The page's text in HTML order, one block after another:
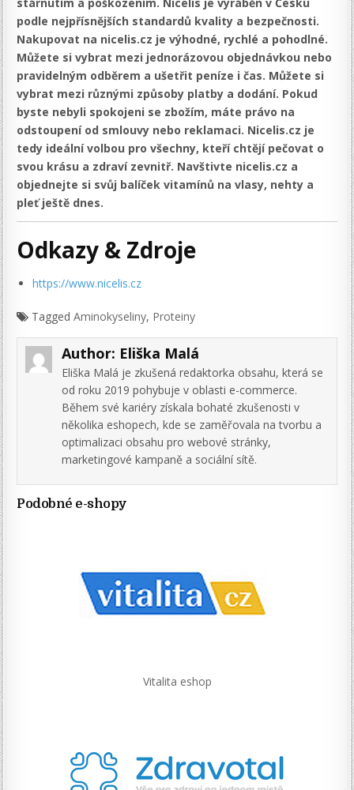
podle nejpřísnějších standardů kvality a bezpečnosti.
Nakupovat na nicelis.cz je výhodné, rychlé a pohodlné.
Můžete si vybrat mezi jednorázovou objednávkou nebo
pravidelným odběrem a ušetřit peníze i čas. Můžete si
vybrat mezi různými způsoby platby a dodání. Pokud
byste nebyli spokojeni se zbožím, máte právo na
odstoupení od smlouvy nebo reklamaci. Nicelis.cz je
tedy ideální volbou pro všechny, kteří chtějí pečovat o
svou krásu a zdraví zevnitř. Navštivte nicelis.cz a
objednejte si svůj balíček vitamínů na vlasy, nehty a
pleť ještě dnes.
Odkazy & Zdroje
https://www.nicelis.cz
TaggedAminokyseliny, Proteiny
Author: Eliška Malá
Eliška Malá je zkušená redaktorka obsahu, která se
od roku 2019 pohybuje v oblasti e-commerce.
Během své kariéry získala bohaté zkušenosti v
několika eshopech, kde se zaměřovala na tvorbu a
optimalizaci obsahu pro webové stránky,
marketingové kampaně a sociální sítě.
Podobné e-shopy
Vitalita eshop